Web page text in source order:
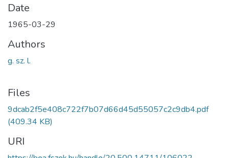
Date
1965-03-29
Authors
g. sz. l.
Files
9dcab2f5e408c722f7b07d66d45d55057c2c9db4.pdf
(409.34 KB)
URI